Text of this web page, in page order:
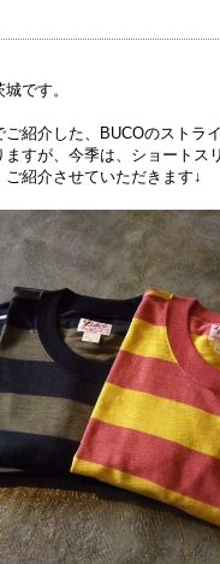
です。
ご紹介した、BUCOのストラ
ますが、今季は、ショートス
ご紹介させていただきます↓